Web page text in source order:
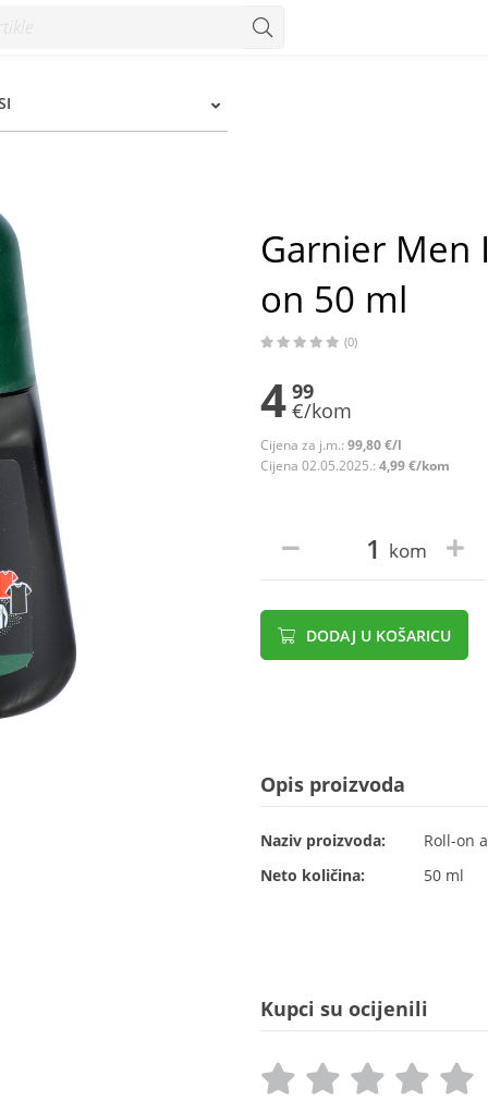
Garnier Men
on 50 ml
(0)
4 99
€/kom
Cijena za j.m.: 99,80 €/l
Cijena 02.05.2025.: 4,99 €/kom
kom
DODAJ U KOŠARICU
Opis proizvoda
Naziv proizvoda:
Roll-on
Neto količina:
50 ml
Kupci su ocijenili